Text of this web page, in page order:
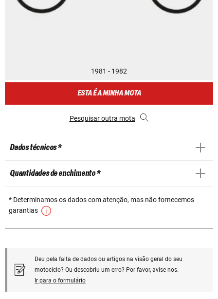
1981 - 1982
ESTA É A MINHA MOTA
Pesquisar outra mota
Dados técnicos *
Quantidades de enchimento *
* Determinamos os dados com atenção, mas não fornecemos
garantias
Deu pela falta de dados ou artigos na visão geral do seu
motociclo? Ou descobriu um erro? Por favor, avise-nos.
Ir para o formulário